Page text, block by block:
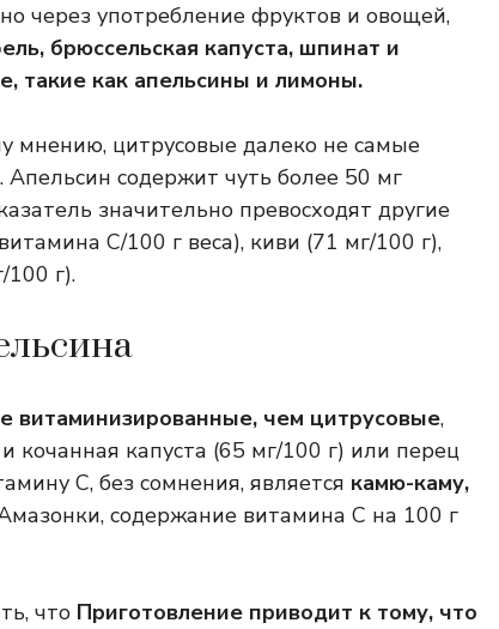
через употребление фруктов и овощей,
брюссельская капуста, шпинат и
такие как апельсины и лимоны.
мнению, цитрусовые далеко не самые
содержит чуть более 50 мг
значительно превосходят другие
С/100 г веса), киви (71 мг/100 г),
100 г).
витаминизированные, чем цитрусовые,
кочанная капуста (65 мг/100 г) или перец
С, без сомнения, является камю-каму,
содержание витамина С на 100 г
что Приготовление приводит к тому, что